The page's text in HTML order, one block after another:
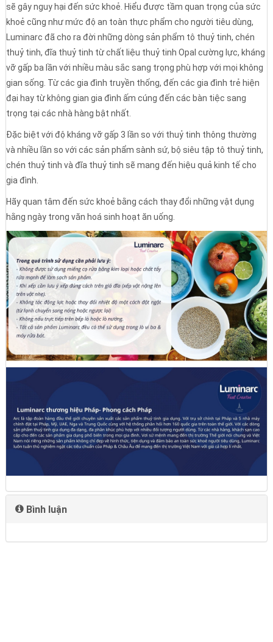
sẽ gây nguy hại đến sức khoẻ. Hiểu được tầm quan trọng của sức
khoẻ cũng như mức độ an toàn thực phẩm cho người tiêu dùng,
Luminarc đã cho ra đời những dòng sản phẩm tô thuỷ tinh, chén
thuỷ tinh, đĩa thuỷ tinh từ chất liệu thuỷ tinh Opal cường lực, kháng
vỡ gấp ba lần với nhiều màu sắc sang trọng phù hợp với mọi không
gian sống. Từ các gia đình truyền thống, đến các gia đình trẻ hiện
đại hay từ không gian gia đình ấm cúng đến các bàn tiệc sang
trọng tại các nhà hàng bật nhất.
Đặc biệt với độ kháng vỡ gấp 3 lần so với thuỷ tinh thông thường
và nhiều lần so với các sản phẩm sành sứ, bộ siêu tập tô thuỷ tinh,
chén thuỷ tinh và đĩa thuỷ tinh sẽ mang đến hiệu quả kinh tế cho
gia đình.
Hãy quan tâm đến sức khoẻ bằng cách thay đổi những vật dụng
hằng ngày trong văn hoá sinh hoạt ăn uống.
Bình luận